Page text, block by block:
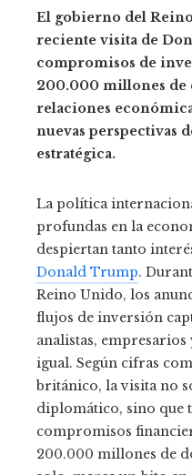
El gobierno del
reciente visita de
compromisos de
200.000 millones de
relaciones
nuevas perspectivas
estratégica.
La política
profundas en la
despiertan tanto
Donald Trump.
Reino Unido, los
flujos de inversión
analistas,
igual. Según cifras
británico, la visita no
diplomático, sino que
compromisos
200.000 millones de